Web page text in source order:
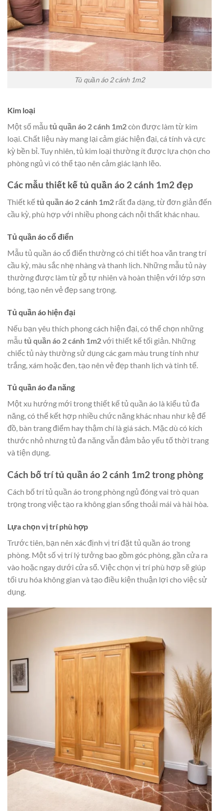
Tủ quần áo 2 cánh 1m2
Kim loại
Một số mẫu tủ quần áo 2 cánh 1m2còn được làm từ kim
loại. Chất liệu này mang lại cảm giác hiện đại, cá tính và cực
kỳ bền bỉ. Tuy nhiên, tủ kim loại thường ít được lựa chọn cho
phòng ngủ vì có thể tạo nên cảm giác lạnh lẽo.
Các mẫu thiết kế tủ quần áo 2 cánh 1m2 đẹp
Thiết kếtủ quần áo 2 cánh 1m2 rất đa dạng, từ đơn giản đến
cầu kỳ, phù hợp với nhiều phong cách nội thất khác nhau.
Tủ quần áo cổ điển
Mẫu tủ quần áo cổ điển thường có chi tiết hoa văn trang trí
cầu kỳ, màu sắc nhẹ nhàng và thanh lịch. Những mẫu tủ này
thường được làm từ gỗ tự nhiên và hoàn thiện với lớp sơn
bóng, tạo nên vẻ đẹp sang trọng.
Tủ quần áo hiện đại
Nếu bạn yêu thích phong cách hiện đại, có thể chọn những
mẫu tủ quần áo 2 cánh 1m2với thiết kế tối giản. Những
chiếc tủ này thường sử dụng các gam màu trung tính như
trắng, xám hoặc đen, tạo nên vẻ đẹp thanh lịch và tinh tế.
Tủ quần áo đa năng
Một xu hướng mới trong thiết kế tủ quần áo là kiểu tủ đa
năng, có thể kết hợp nhiều chức năng khác nhau như kệ để
đồ, bàn trang điểm hay thậm chí là giá sách. Mặc dù có kích
thước nhỏ nhưng tủ đa năng vẫn đảm bảo yếu tố thời trang
và tiện dụng.
Cách bố trí tủ quần áo 2 cánh 1m2 trong phòng
Cách bố trí tủ quần áo trong phòng ngủ đóng vai trò quan
trọng trong việc tạo ra không gian sống thoải mái và hài hòa.
Lựa chọn vị trí phù hợp
Trước tiên, bạn nên xác định vị trí đặt tủ quần áo trong
phòng. Một số vị trí lý tưởng bao gồm góc phòng, gần cửa ra
vào hoặc ngay dưới cửa sổ. Việc chọn vị trí phù hợp sẽ giúp
tối ưu hóa không gian và tạo điều kiện thuận lợi cho việc sử
dụng.